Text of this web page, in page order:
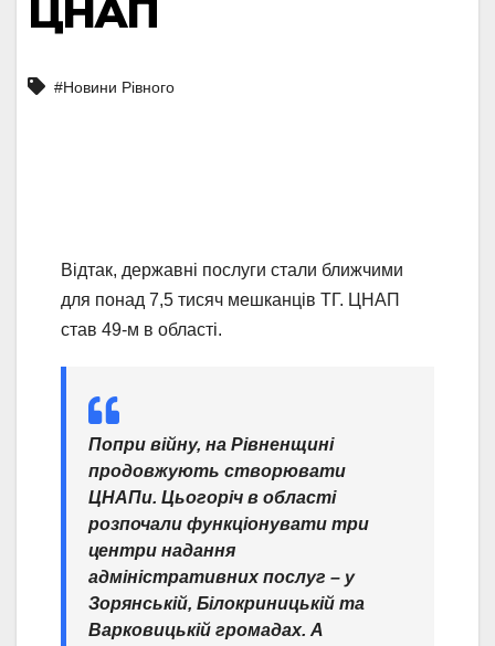
ЦНАП
#Новини Рівного
Відтак, державні послуги стали ближчими
для понад 7,5 тисяч мешканців ТГ. ЦНАП
став 49-м в області.
Попри війну, на Рівненщині
продовжують створювати
ЦНАПи. Цьогоріч в області
розпочали функціонувати три
центри надання
адміністративних послуг – у
Зорянській, Білокриницькій та
Варковицькій громадах. А